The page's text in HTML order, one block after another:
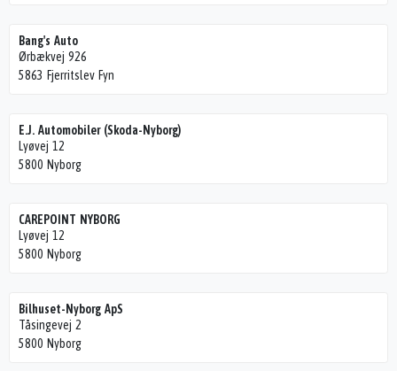
Bang's Auto
Ørbækvej 926
5863 Fjerritslev Fyn
E.J. Automobiler (Skoda-Nyborg)
Lyøvej 12
5800 Nyborg
CAREPOINT NYBORG
Lyøvej 12
5800 Nyborg
Bilhuset-Nyborg ApS
Tåsingevej 2
5800 Nyborg